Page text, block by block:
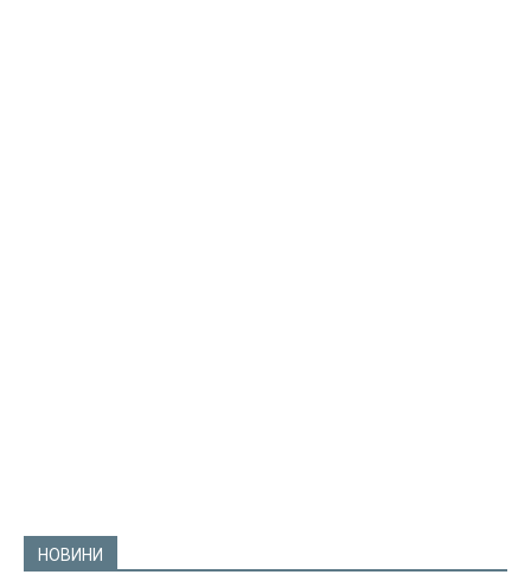
НОВИНИ